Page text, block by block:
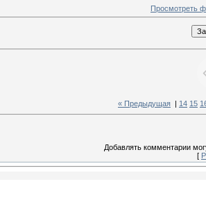
Просмотреть
« Предыдущая 14 15
Добавлять комментарии
[